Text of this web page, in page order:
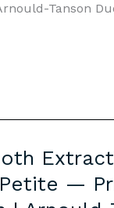
Tanson
—